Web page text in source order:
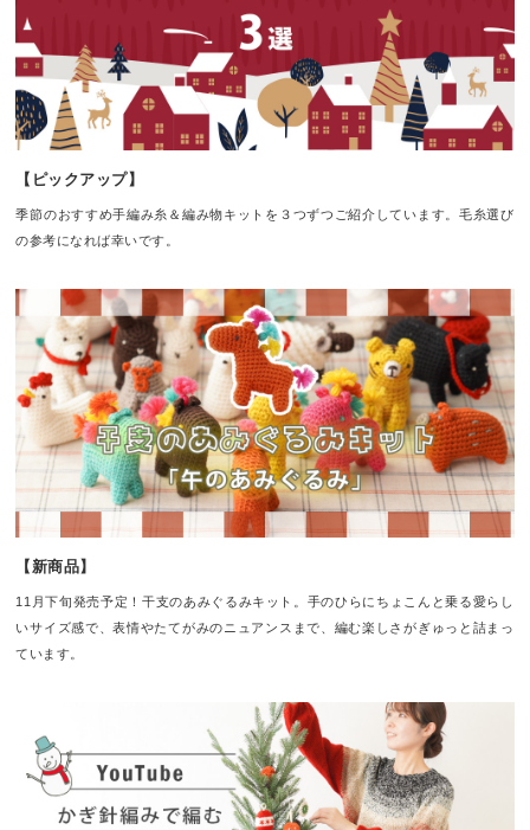
【ピックアップ】
季節のおすすめ手編み糸＆編み物キットを３つずつご紹介しています。毛糸選び
の参考になれば幸いです。
【新商品】
11月下旬発売予定！干支のあみぐるみキット。手のひらにちょこんと乗る愛らし
いサイズ感で、表情やたてがみのニュアンスまで、編む楽しさがぎゅっと詰まっ
ています。